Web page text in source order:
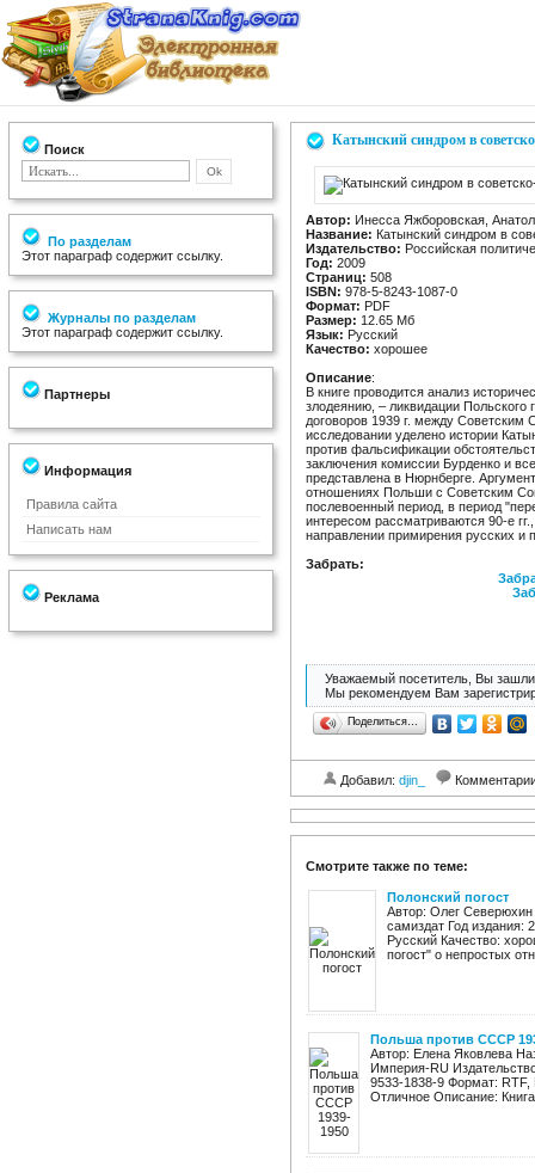
Поиск
По разделам
Этот параграф содержит ссылку.
Журналы по разделам
Этот параграф содержит ссылку.
Партнеры
Информация
Правила сайта
Написать нам
Реклама
Катынский синдром в
Автор: Инесса Яжборовская,
Название: Катынский синдром в
Издательство: Российская
Год: 2009
Страниц: 508
ISBN: 978-5-8243-1087-0
Формат: PDF
Размер: 12.65 Мб
Язык: Русский
Качество: хорошее
Описание:
В книге проводится анализ
злодеянию, – ликвидации Польского
договоров 1939 г. между
исследовании уделено истории
против фальсификации
заключения комиссии Бурденко и
представлена в Нюрнберге.
отношениях Польши с Советским
послевоенный период, в период
интересом рассматриваются 90-е
направлении примирения русских и
Забрать:
Уважаемый посетитель, Вы зашли
Мы рекомендуем Вам
Поделиться…
Добавил: djin_
Смотрите также по теме:
Полонский погост
Автор: Олег Северюхин
самиздат Год
Русский Качество:
погост" о непростых
Польша против СССР
Автор: Елена Яковлева
Империя-RU
9533-1838-9 Формат:
Отличное Описание: